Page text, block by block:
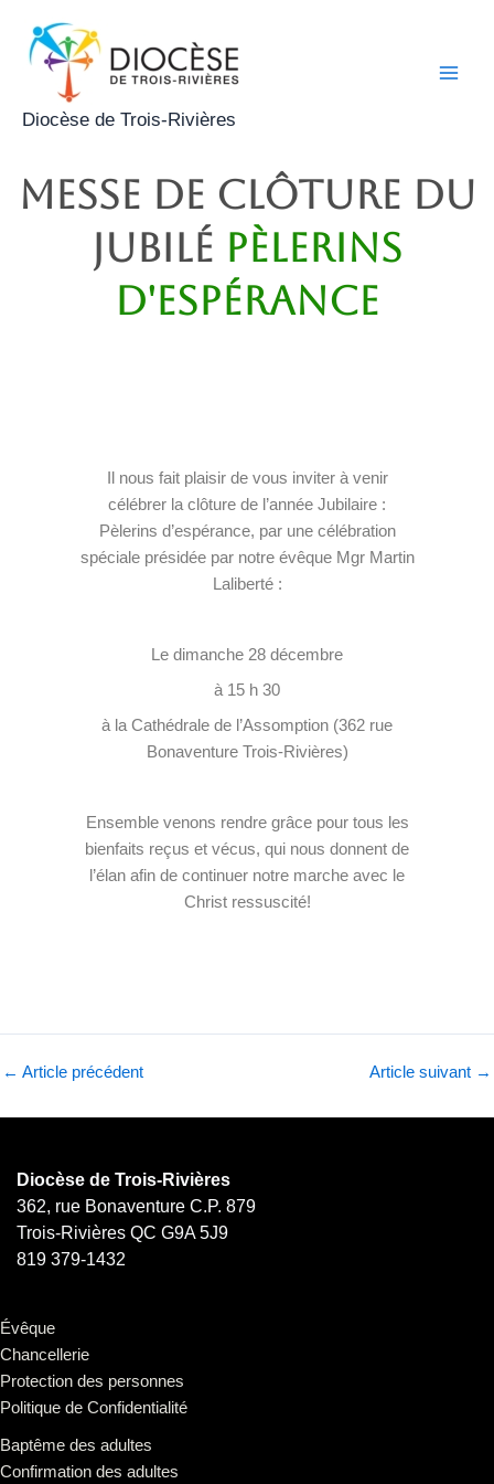
contenu
Diocèse de Trois-Rivières
MESSE DE CLÔTURE DU
JUBILÉ PÈLERINS
D'ESPÉRANCE
Il nous fait plaisir de vous inviter à venir
célébrer la clôture de l’année Jubilaire :
Pèlerins d’espérance, par une célébration
spéciale présidée par notre évêque Mgr Martin
Laliberté :
Le dimanche 28 décembre
à 15 h 30
à la Cathédrale de l’Assomption (362 rue
Bonaventure Trois-Rivières)
Ensemble venons rendre grâce pour tous les
bienfaits reçus et vécus, qui nous donnent de
l’élan afin de continuer notre marche avec le
Christ ressuscité!
← Article précédent Article suivant →
Diocèse de Trois-Rivières
362, rue Bonaventure C.P. 879
Trois-Rivières QC G9A 5J9
819 379-1432
Évêque
Chancellerie
Protection des personnes
Politique de Confidentialité
Baptême des adultes
Confirmation des adultes